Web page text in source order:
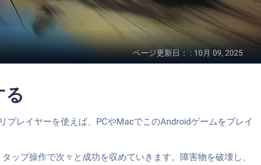
ページ更新日： : 10月 09, 2025
る
プレイヤーを使えば、PCやMacでこのAndroidゲームをプレイ
ップ操作で次々と成功を収めていきます。障害物を破壊し、